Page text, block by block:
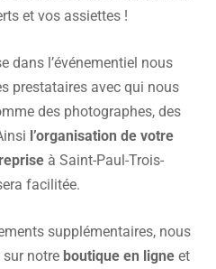
et vos assiettes !
dans l’événementiel nous
prestataires avec qui nous
des photographes, des
l’organisation de votre
à Saint-Paul-Trois-
facilitée.
supplémentaires, nous
notre boutique en ligne et